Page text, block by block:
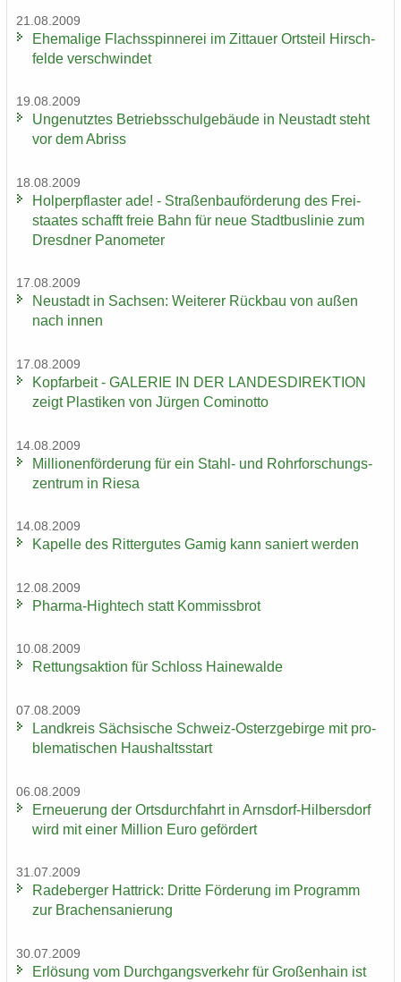
21.08.2009
Ehe­ma­li­ge Flachs­spin­ne­rei im Zit­tau­er Orts­teil Hirsch­
fel­de ver­schwin­det
19.08.2009
Un­ge­nutz­tes Be­triebs­schul­ge­bäu­de in Neu­stadt steht
vor dem Ab­riss
18.08.2009
Hol­per­pflas­ter ade! - Stra­ßen­bau­för­de­rung des Frei­
staa­tes schafft freie Bahn für neue Stadt­bus­li­nie zum
Dresd­ner Pano­me­ter
17.08.2009
Neu­stadt in Sach­sen: Wei­te­rer Rück­bau von außen
nach innen
17.08.2009
Kopf­ar­beit - GA­LE­RIE IN DER LAN­DES­DI­REK­TI­ON
zeigt Plas­ti­ken von Jür­gen Co­mi­not­to
14.08.2009
Mil­lio­nen­för­de­rung für ein Stahl-​ und Rohr­for­schungs­
zen­trum in Riesa
14.08.2009
Ka­pel­le des Rit­ter­gu­tes Gamig kann sa­niert wer­den
12.08.2009
Pharma-​Hightech statt Kom­miss­brot
10.08.2009
Ret­tungs­ak­ti­on für Schloss Hai­ne­wal­de
07.08.2009
Land­kreis Säch­si­sche Schweiz-​Osterzgebirge mit pro­
ble­ma­ti­schen Haus­halts­start
06.08.2009
Er­neue­rung der Orts­durch­fahrt in Arnsdorf-​Hilbersdorf
wird mit einer Mil­li­on Euro ge­för­dert
31.07.2009
Ra­de­ber­ger Hat­trick: Drit­te För­de­rung im Pro­gramm
zur Bra­chen­sa­nie­rung
30.07.2009
Er­lö­sung vom Durch­gangs­ver­kehr für Gro­ßen­hain ist